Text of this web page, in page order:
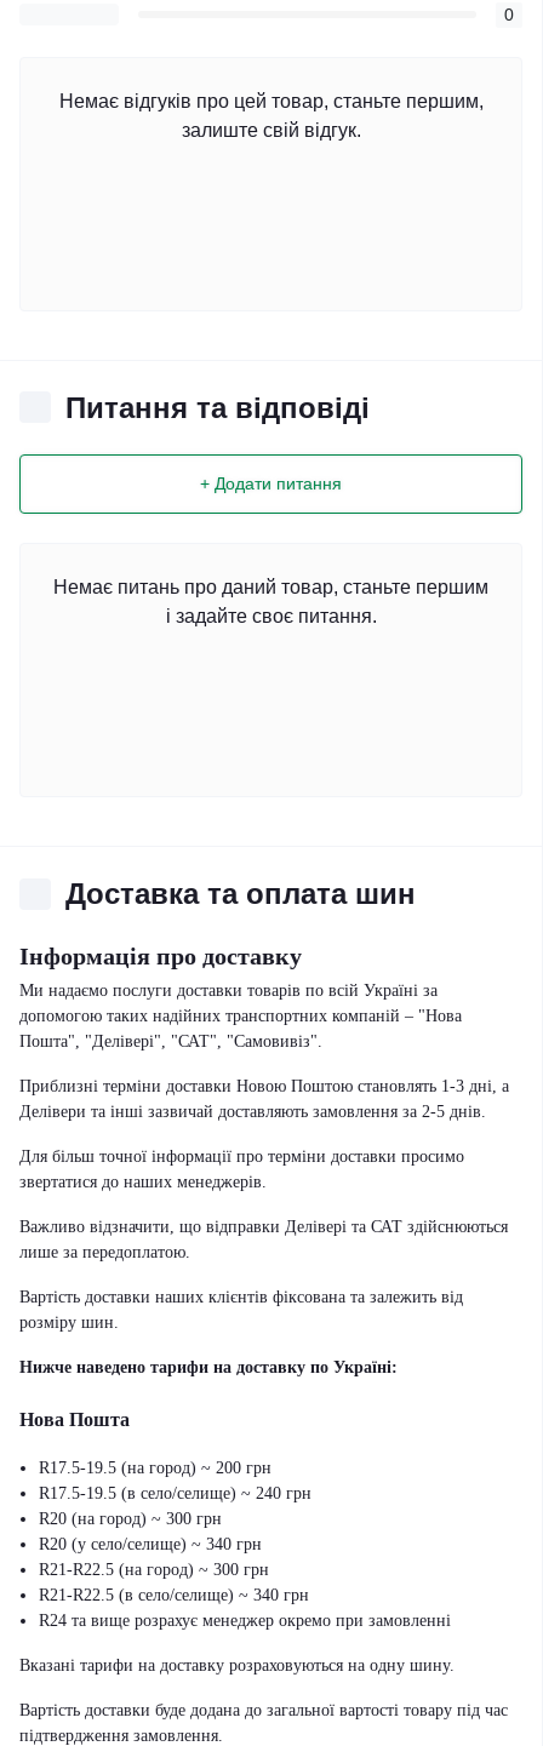
0
Немає відгуків про цей товар, станьте першим,
залиште свій відгук.
Питання та відповіді
+ Додати питання
Немає питань про даний товар, станьте першим
і задайте своє питання.
Доставка та оплата шин
Інформація про доставку
Ми надаємо послуги доставки товарів по всій Україні за
допомогою таких надійних транспортних компаній – "Нова
Пошта", "Делівері", "САТ", "Самовивіз".
Приблизні терміни доставки Новою Поштою становлять 1-3 дні, а
Делівери та інші зазвичай доставляють замовлення за 2-5 днів.
Для більш точної інформації про терміни доставки просимо
звертатися до наших менеджерів.
Важливо відзначити, що відправки Делівері та САТ здійснюються
лише за передоплатою.
Вартість доставки наших клієнтів фіксована та залежить від
розміру шин.
Нижче наведено тарифи на доставку по Україні:
Нова Пошта
R17.5-19.5 (на город) ~ 200 грн
R17.5-19.5 (в село/селище) ~ 240 грн
R20 (на город) ~ 300 грн
R20 (у село/селище) ~ 340 грн
R21-R22.5 (на город) ~ 300 грн
R21-R22.5 (в село/селище) ~ 340 грн
R24 та вище розрахує менеджер окремо при замовленні
Вказані тарифи на доставку розраховуються на одну шину.
Вартість доставки буде додана до загальної вартості товару під час
підтвердження замовлення.